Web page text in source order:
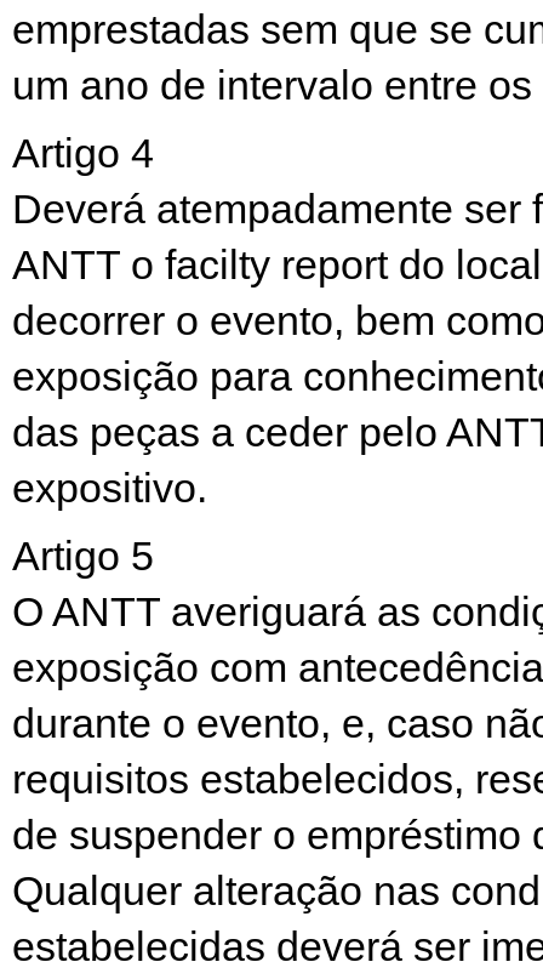
emprestadas sem que se
um ano de intervalo entre
Artigo 4
Deverá atempadamente ser
ANTT o facilty report do
decorrer o evento, bem
exposição para
das peças a ceder pelo
expositivo.
Artigo 5
O ANTT averiguará as
exposição com
durante o evento, e, caso
requisitos estabelecidos,
de suspender o empréstimo
Qualquer alteração nas
estabelecidas deverá ser